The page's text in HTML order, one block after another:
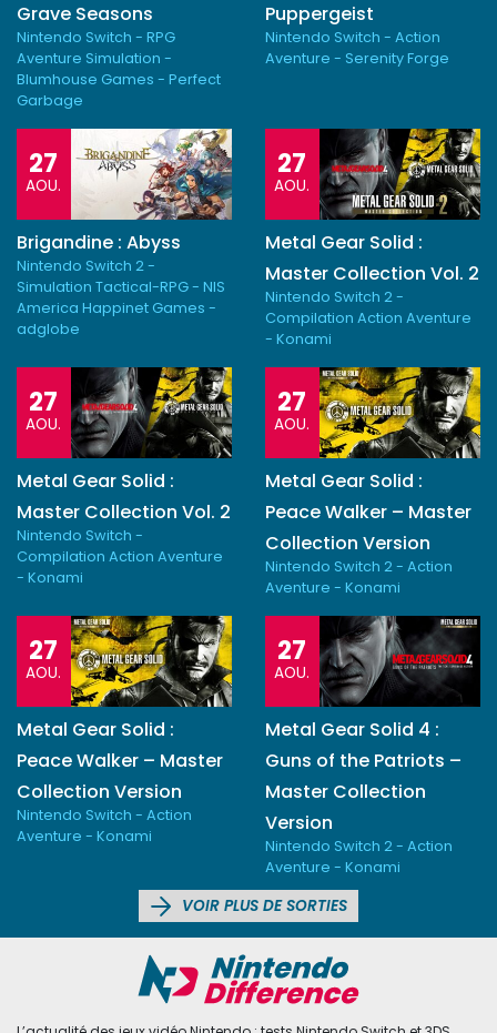
Grave Seasons
Nintendo Switch - RPG
Aventure Simulation -
Blumhouse Games - Perfect
Garbage
Puppergeist
Nintendo Switch - Action
Aventure - Serenity Forge
27
AOU.
Brigandine : Abyss
Nintendo Switch 2 -
Simulation Tactical-RPG - NIS
America Happinet Games -
adglobe
27
AOU.
Metal Gear Solid :
Master Collection Vol. 2
Nintendo Switch 2 -
Compilation Action Aventure
- Konami
27
AOU.
Metal Gear Solid :
Master Collection Vol. 2
Nintendo Switch -
Compilation Action Aventure
- Konami
27
AOU.
Metal Gear Solid :
Peace Walker – Master
Collection Version
Nintendo Switch 2 - Action
Aventure - Konami
27
AOU.
Metal Gear Solid :
Peace Walker – Master
Collection Version
Nintendo Switch - Action
Aventure - Konami
27
AOU.
Metal Gear Solid 4 :
Guns of the Patriots –
Master Collection
Version
Nintendo Switch 2 - Action
Aventure - Konami
VOIR PLUS DE SORTIES